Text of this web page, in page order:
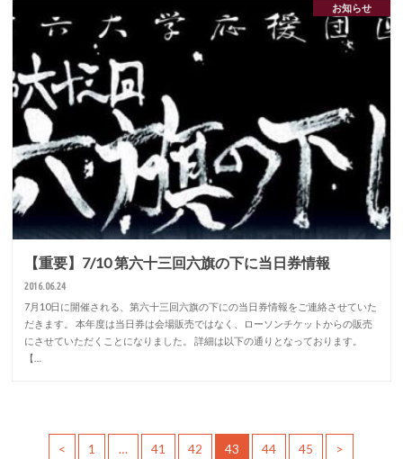
お知らせ
【重要】7/10 第六十三回六旗の下に当日券情報
2016.06.24
7月10日に開催される、第六十三回六旗の下にの当日券情報をご連絡させていた
だきます。 本年度は当日券は会場販売ではなく、ローソンチケットからの販売
にさせていただくことになりました。 詳細は以下の通りとなっております。
【…
< 1 … 41 42 43 44 45 >